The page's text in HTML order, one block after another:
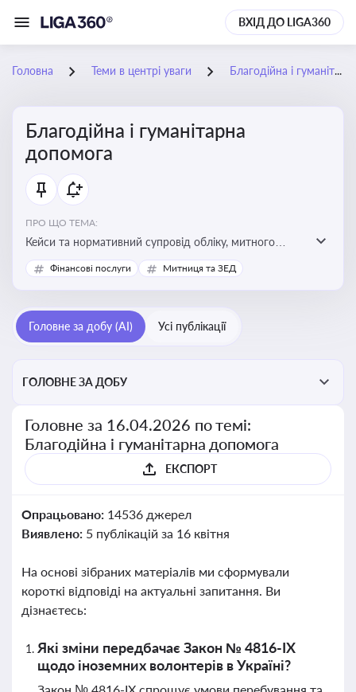
ВХІД ДО LIGA360
Головна Теми в центрі уваги Благодійна і гуманітарна допомога
Благодійна і гуманітарна
допомога
ПРО ЩО ТЕМА:
Кейси та нормативний супровід обліку, митного
оформлення, контролю та утилізації гуманітарної або
благодійної допомоги
Фінансові послуги Митниця та ЗЕД
Головне за добу (AI) Усі публікації
ГОЛОВНЕ ЗА ДОБУ
Головне за 16.04.2026 по темі:
Благодійна і гуманітарна допомога
ЕКСПОРТ
Опрацьовано: 14536 джерел
Виявлено: 5 публікацій за 16 квітня
На основі зібраних матеріалів ми сформували
короткі відповіді на актуальні запитання. Ви
дізнаєтесь:
Які зміни передбачає Закон № 4816-IX
щодо іноземних волонтерів в Україні?